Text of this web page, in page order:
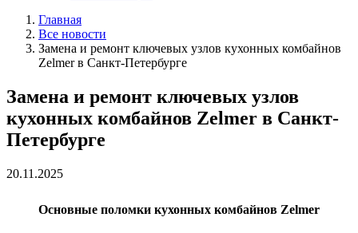
Главная
Все новости
Замена и ремонт ключевых узлов кухонных комбайнов
Zelmer в Санкт-Петербурге
Замена и ремонт ключевых узлов
кухонных комбайнов Zelmer в Санкт-
Петербурге
20.11.2025
Основные поломки кухонных комбайнов Zelmer